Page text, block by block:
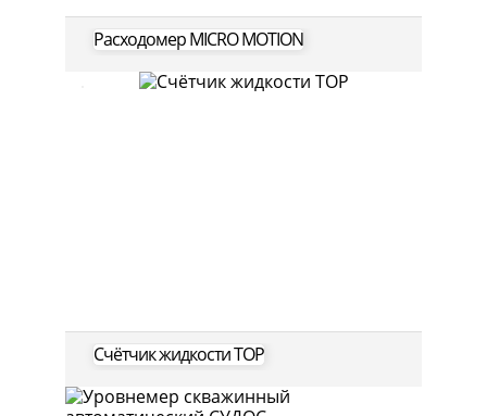
Расходомер MICRO MOTION
Счётчик жидкости ТОР